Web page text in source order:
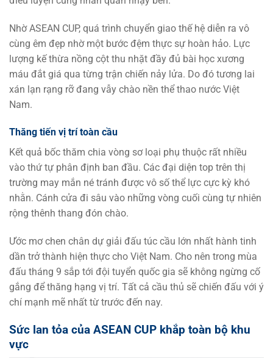
Nhờ ASEAN CUP, quá trình chuyển giao thế hệ diễn ra vô
cùng êm đẹp nhờ một bước đệm thực sự hoàn hảo. Lực
lượng kế thừa nồng cột thu nhặt đầy đủ bài học xương
máu đắt giá qua từng trận chiến nảy lửa. Do đó tương lai
xán lạn rạng rỡ đang vẫy chào nền thể thao nước Việt
Nam.
Thăng tiến vị trí toàn cầu
Kết quả bốc thăm chia vòng sơ loại phụ thuộc rất nhiều
vào thứ tự phân định ban đầu. Các đại diện top trên thị
trường may mắn né tránh được vô số thể lực cực kỳ khó
nhằn. Cánh cửa đi sâu vào những vòng cuối cùng tự nhiên
rộng thênh thang đón chào.
Ước mơ chen chân dự giải đấu túc cầu lớn nhất hành tinh
dần trở thành hiện thực cho Việt Nam. Cho nên trong mùa
đấu tháng 9 sắp tới đội tuyển quốc gia sẽ không ngừng cố
gắng để thăng hạng vị trí. Tất cả cầu thủ sẽ chiến đấu với ý
chí mạnh mẽ nhất từ trước đến nay.
Sức lan tỏa của ASEAN CUP khắp toàn bộ khu
vực